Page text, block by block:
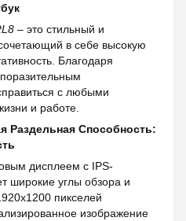
– это стильный и
в себе высокую
Благодаря
с любыми
и работе.
Раздельная Способность:
дисплеем с IPS-
широкие углы обзора и
пикселей
изображение